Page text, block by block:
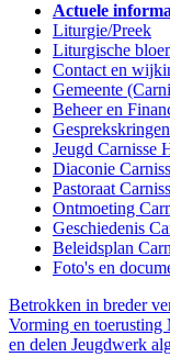
Actuele
Liturgie/Preek
Liturgische
Contact en
Gemeente
Beheer en
Jeugd Carnisse
Diaconie
Pastoraat
Ontmoeting
Geschiedenis
Beleidsplan
Foto's en
Betrokken in breder
Vorming en toerusting
en delen Jeugdwerk